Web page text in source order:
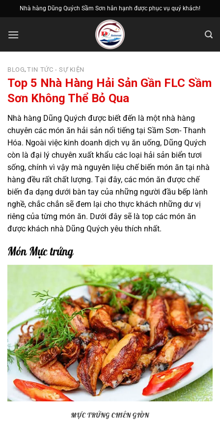
qua
nội
Nhà hàng Dũng Quých Sầm Sơn hân hạnh được phục vụ quý khách!
BLOG,TIN TỨC - SỰ KIỆN
Top 5 Nhà Hàng Hải Sản Gần FLC Sầm
Sơn Không Thể Bỏ Qua
Nhà hàng Dũng Quých được biết đến là một nhà hàng
chuyên các món ăn hải sản nổi tiếng tại Sầm Sơn- Thanh
Hóa. Ngoài việc kinh doanh dịch vụ ăn uống, Dũng Quých
còn là đại lý chuyên xuất khẩu các loại hải sản biển tươi
sống, chính vì vậy mà nguyên liệu chế biến món ăn tại nhà
hàng đều rất chất lượng. Tại đây, các món ăn được chế
biến đa dạng dưới bàn tay của những người đầu bếp lành
nghề, chắc chắn sẽ đem lại cho thực khách những dư vị
riêng của từng món ăn. Dưới đây sẽ là top các món ăn
được khách nhà Dũng Quých yêu thích nhất.
Món Mực trứng
MỰC TRỨNG CHIÊN GIÒN